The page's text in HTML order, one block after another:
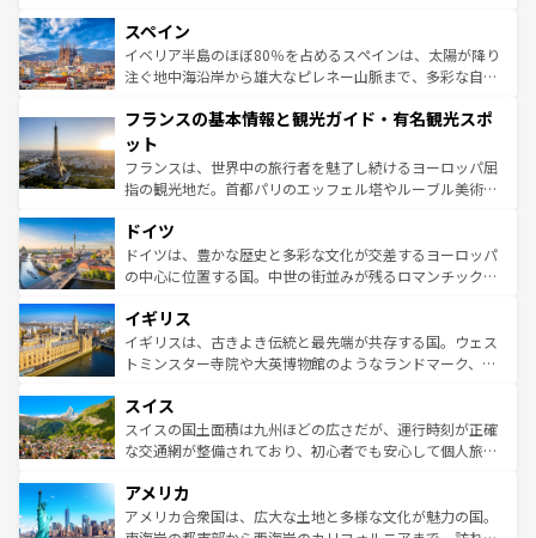
ろん、トスカーナの美しい田園風景やアマルフィ海岸の絶
景など、自然景観も見逃せない。観光の合間には、本場の
ピザやパスタなど、絶品のイタリア料理を堪能することも
ませてくれるイタリアで、忘れられない旅をしてみよう！
なお、新着のイタリア情報は
しい。
スペイン
イベリア半島のほぼ80％を占めるスペインは、太陽が降り
注ぐ地中海沿岸から雄大なピレネー山脈まで、多彩な自然
文化が根付くこの国では、情熱的なフラメンコ、熱気あふ
れる闘牛、そして美味しいタパスが生活の一部となってい
る。首都マドリードの洗練された雰囲気や、バルセロナの
アートに溢れた街角から、地方では古代ローマ遺跡や中世
せる。地方によって風土や気候が異なるスペインはその個
性で訪れる人を魅了する。 なお、新着のスペイン情報は コ
ンテンツ一覧を参照してほしい。
フランスの基本情報と観光ガイド・有名観光スポ
ット
フランスは、世界中の旅行者を魅了し続けるヨーロッパ屈
指の観光地だ。首都パリのエッフェル塔やルーブル美術館
で、幅広い魅力が詰まっている。華麗な宮殿、歴史的な大
聖堂、美しいビーチ、そして豊かな自然が、訪れる者を心
から魅了する。また、フランスは美食の国としても知ら
いる。シャンパンの発祥地であるランス、プロヴァンスの
香り高いラベンダー畑など、多彩な楽しみ方が可能だ。さ
らに、パリ以外の地域にも魅力が溢れており、どの街角に
れる地方に足を運ぶとそれぞれで全く異なる文化を体験で
きるだろう。 なお、新着のフランス情報はコンテンツ一覧
を参照してほしい。
ドイツ
ドイツは、豊かな歴史と多彩な文化が交差するヨーロッパ
の中心に位置する国。中世の街並みが残るロマンチック街
顔を持つこの国は、どこを歩いても飽きることがない。ベ
ルリンの文化的活気、バイエルン州のアルプスの絶景、そ
してライン川沿いのワイン畑といった風景は必見。ビール
は、お酒好きな人にはぜひ体験してほしい。 なお、新着の
ドイツ情報はコンテンツ一覧を参照してほしい。
イギリス
イギリスは、古きよき伝統と最先端が共存する国。ウェス
トミンスター寺院や大英博物館のようなランドマーク、歴
リアごとに異なる魅力がある。また、優雅なアフタヌーン
ティー、ビール好きにはたまらない英国パブ、サッカー観
戦など、本場だからこそできる体験も豊富。イギリスを旅
ンツ一覧を参照してほしい。
スイス
スイスの国土面積は九州ほどの広さだが、運行時刻が正確
な交通網が整備されており、初心者でも安心して個人旅行
の建物がそのまま残る町や、スイスならではのユニークな
博物館もあり、アルプス観光だけでなく町歩きも満喫する
アメリカ
アメリカ合衆国は、広大な土地と多様な文化が魅力の国。